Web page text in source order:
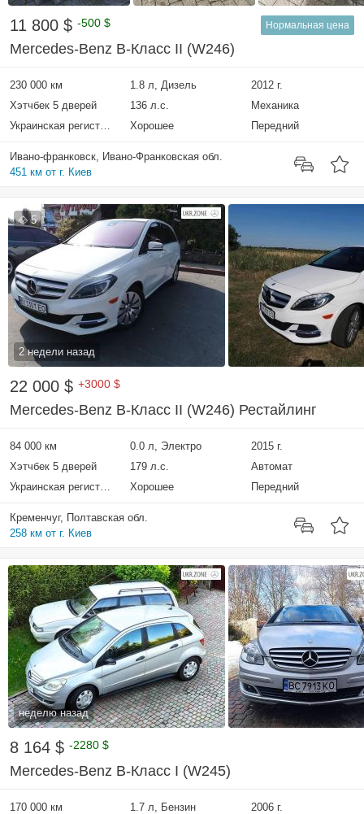
11 800 $ -500 $ Нормальная цена
Mercedes-Benz B-Класс II (W246)
230 000 км 1.8 л, Дизель
2012 г.
Хэтчбек 5 дверей
136 л.с.
Механика
Украинская регистрация
Хорошее Передний
Ивано-франковск, Ивано-Франковская обл.
451 км от г. Киев
5
2 недели назад
22 000 $ +3000 $
Mercedes-Benz B-Класс II (W246) Рестайлинг
84 000 км 0.0 л, Электро
2015 г.
Хэтчбек 5 дверей
179 л.с.
Автомат
Украинская регистрация
Хорошее Передний
Кременчуг, Полтавская обл.
258 км от г. Киев
неделю назад
8 164 $ -2280 $
Mercedes-Benz B-Класс I (W245)
170 000 км 1.7 л, Бензин
2006 г.